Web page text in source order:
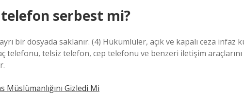
telefon serbest mi?
bir dosyada saklanır. (4) Hükümlüler, açık ve kapalı ceza infaz
telefonu, telsiz telefon, cep telefonu ve benzeri iletişim araçlarını
Müslümanlığını Gizledi Mi